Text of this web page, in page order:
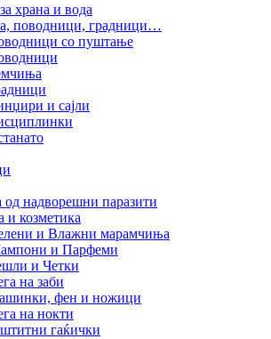
храна и вода
поводници, градници…
со пуштање
и сајли
од надворешни паразити
и козметика
и Влажни марамчиња
и Парфеми
и Четки
на заби
фен и ножици
на нокти
гаќички